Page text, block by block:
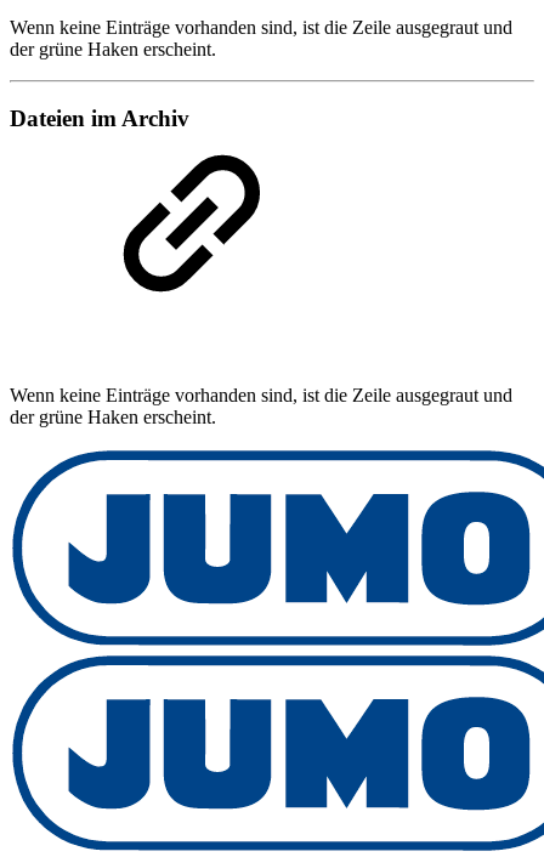
Wenn keine Einträge vorhanden sind, ist die Zeile ausgegraut und
der grüne Haken erscheint.
Dateien im Archiv
Wenn keine Einträge vorhanden sind, ist die Zeile ausgegraut und
der grüne Haken erscheint.